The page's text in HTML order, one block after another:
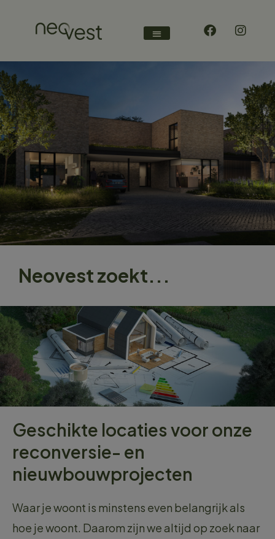
Neovest zoekt...
Geschikte locaties voor onze
reconversie- en
nieuwbouwprojecten
Waar je woont is minstens even belangrijk als
hoe je woont. Daarom zijn we altijd op zoek naar